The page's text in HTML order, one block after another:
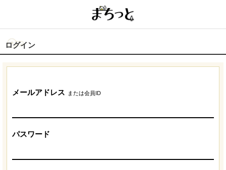
ログイン
メールアドレス または会員ID
パスワード